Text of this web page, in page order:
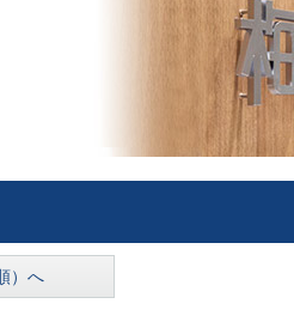
）へ